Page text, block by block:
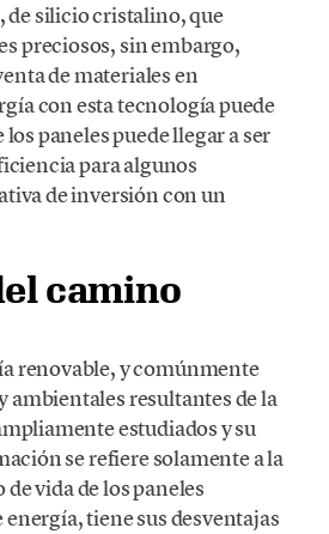
de silicio cristalino, que
preciosos, sin embargo,
de materiales en
con esta tecnología puede
paneles puede llegar a ser
para algunos
de inversión con un
camino
renovable, y comúnmente
ambientales resultantes de la
estudiados y su
se refiere solamente a la
vida de los paneles
tiene sus desventajas